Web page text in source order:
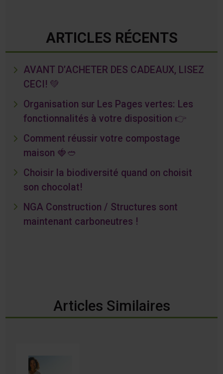
ARTICLES RÉCENTS
AVANT D’ACHETER DES CADEAUX, LISEZ
CECI! 💚
Organisation sur Les Pages vertes: Les
fonctionnalités à votre disposition 👉
Comment réussir votre compostage
maison 🍓🥙
Choisir la biodiversité quand on choisit
son chocolat!
NGA Construction / Structures sont
maintenant carboneutres !
Articles Similaires